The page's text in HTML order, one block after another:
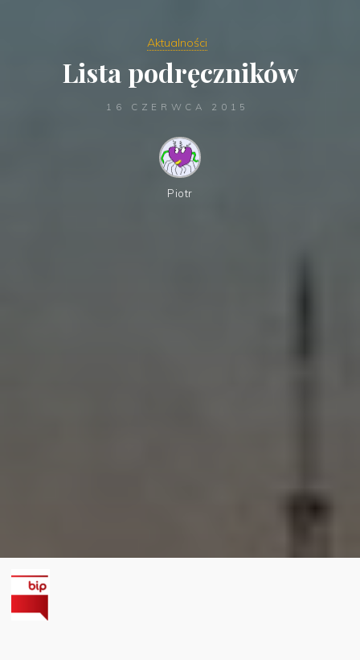
Aktualności
Lista podręczników
16 CZERWCA 2015
Piotr